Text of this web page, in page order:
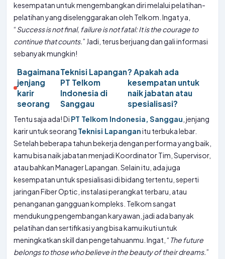
kesempatan untuk mengembangkan diri melalui pelatihan-
pelatihan yang diselenggarakan oleh Telkom. Ingat ya,
“Success is not final, failure is not fatal: It is the courage to
continue that counts.” Jadi, terus berjuang dan gali informasi
sebanyak mungkin!
Bagaimana
jenjang
karir
seorang
Teknisi Lapangan
PT Telkom
Indonesia di
Sanggau
? Apakah ada
kesempatan untuk
naik jabatan atau
spesialisasi?
Tentu saja ada! Di PT Telkom Indonesia, Sanggau , jenjang
karir untuk seorang Teknisi Lapanganitu terbuka lebar.
Setelah beberapa tahun bekerja dengan performa yang baik,
kamu bisa naik jabatan menjadi Koordinator Tim, Supervisor,
atau bahkan Manager Lapangan. Selain itu, ada juga
kesempatan untuk spesialisasi di bidang tertentu, seperti
jaringan Fiber Optic, instalasi perangkat terbaru, atau
penanganan gangguan kompleks. Telkom sangat
mendukung pengembangan karyawan, jadi ada banyak
pelatihan dan sertifikasi yang bisa kamu ikuti untuk
meningkatkan skill dan pengetahuanmu. Ingat, “The future
belongs to those who believe in the beauty of their dreams.”